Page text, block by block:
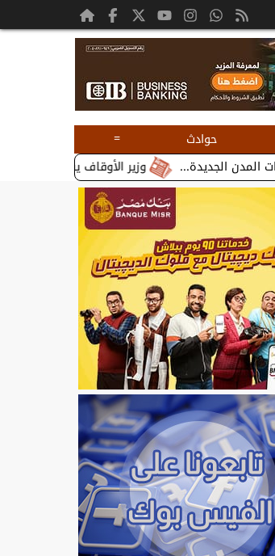
حوادث
=
وزير الأوقاف يستقبل بطريرك الأقباط